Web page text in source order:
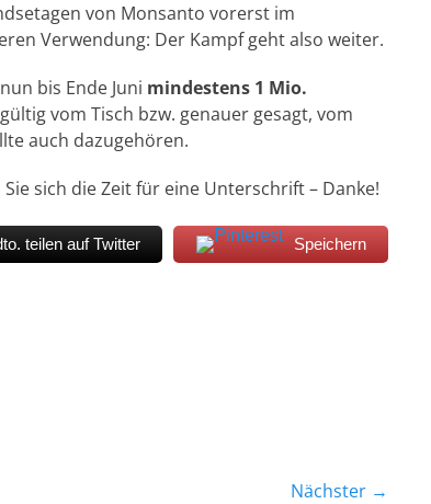
von Monsanto vorerst im
Verwendung: Der Kampf geht also weiter.
bis Ende Juni mindestens 1 Mio.
vom Tisch bzw. genauer gesagt, vom
auch dazugehören.
sich die Zeit für eine Unterschrift – Danke!
teilen auf Twitter Speichern
Nächster →